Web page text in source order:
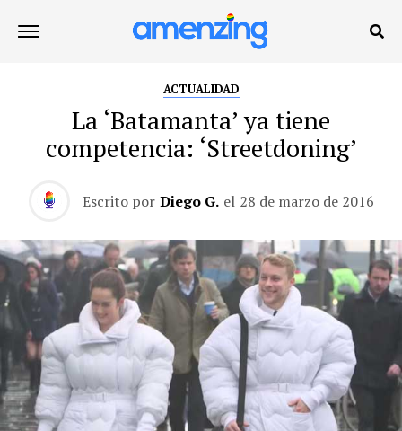
ACTUALIDAD
La ‘Batamanta’ ya tiene
competencia: ‘Streetdoning’
Escrito por Diego G. el 28 de marzo de 2016